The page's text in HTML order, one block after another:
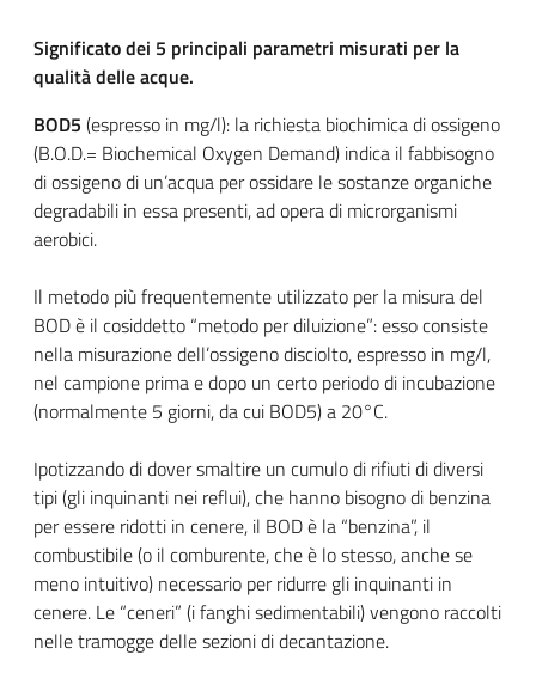
Significato dei 5 principali parametri misurati per la
qualità delle acque.
BOD5 (espresso in mg/l): la richiesta biochimica di ossigeno
(B.O.D.= Biochemical Oxygen Demand) indica il fabbisogno
di ossigeno di un’acqua per ossidare le sostanze organiche
degradabili in essa presenti, ad opera di microrganismi
aerobici.
Il metodo più frequentemente utilizzato per la misura del
BOD è il cosiddetto “metodo per diluizione”: esso consiste
nella misurazione dell’ossigeno disciolto, espresso in mg/l,
nel campione prima e dopo un certo periodo di incubazione
(normalmente 5 giorni, da cui BOD5) a 20°C.
Ipotizzando di dover smaltire un cumulo di rifiuti di diversi
tipi (gli inquinanti nei reflui), che hanno bisogno di benzina
per essere ridotti in cenere, il BOD è la “benzina”, il
combustibile (o il comburente, che è lo stesso, anche se
meno intuitivo) necessario per ridurre gli inquinanti in
cenere. Le “ceneri” (i fanghi sedimentabili) vengono raccolti
nelle tramogge delle sezioni di decantazione.